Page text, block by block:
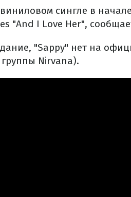
сингле в
"And I Love Her",
"Sappy" нет на
Nirvana).